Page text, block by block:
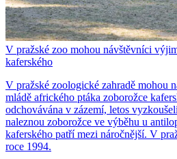
V pražské zoo mohou návštěvníci
kaferského
V pražské zoologické zahradě mohou
mládě afrického ptáka zoborožce
odchovávána v zázemí, letos
naleznou zoborožce ve výběhu u
kaferského patří mezi náročnější. V
roce 1994.